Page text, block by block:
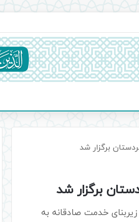
برگزار شد
برگزار شد
خدمت صادقانه به